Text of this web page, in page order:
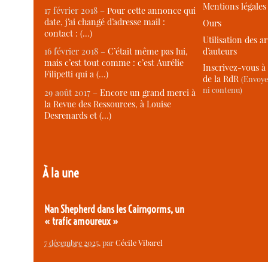
17 février 2018 –Pour cette annonce qui
date, j’ai changé d’adresse mail :
contact : (…)
16 février 2018 –C’était même pas lui,
mais c’est tout comme : c’est Aurélie
Filipetti qui a (…)
29 août 2017 –Encore un grand merci à
la Revue des Ressources, à Louise
Desrenards et (…)
À la une
Nan Shepherd dans les Cairngorms, un
« trafic amoureux »
7 décembre 2025, parCécile Vibarel
Mentions légales
Ours
Utilisation des
d’auteurs
Inscrivez-vous
de la RdR
ni contenu)